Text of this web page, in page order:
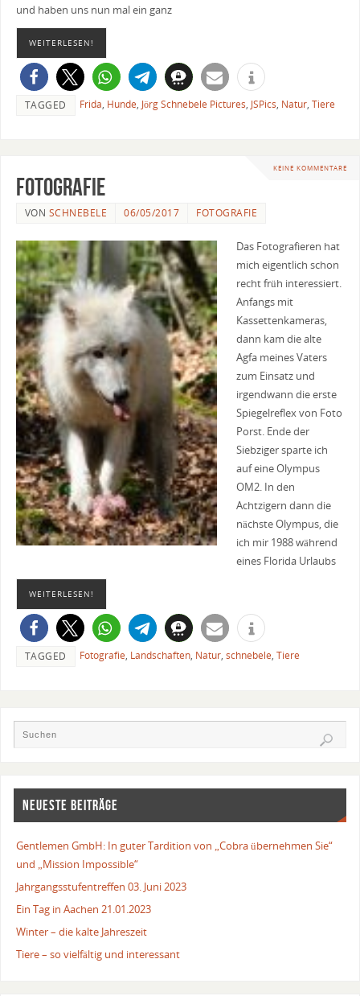
und haben uns nun mal ein ganz
WEITERLESEN!
TAGGED Frida, Hunde, Jörg Schnebele Pictures, JSPics, Natur, Tiere
KEINE KOMMENTARE
Fotografie
VON SCHNEBELE 06/05/2017 FOTOGRAFIE
Das Fotografieren hat
mich eigentlich schon
recht früh interessiert.
Anfangs mit
Kassettenkameras,
dann kam die alte
Agfa meines Vaters
zum Einsatz und
irgendwann die erste
Spiegelreflex von Foto
Porst. Ende der
Siebziger sparte ich
auf eine Olympus
OM2. In den
Achtzigern dann die
nächste Olympus, die
ich mir 1988 während
eines Florida Urlaubs
WEITERLESEN!
TAGGED Fotografie, Landschaften, Natur, schnebele, Tiere
NEUESTE BEITRÄGE
Gentlemen GmbH: In guter Tardition von „Cobra übernehmen Sie“
und „Mission Impossible“
Jahrgangsstufentreffen 03. Juni 2023
Ein Tag in Aachen 21.01.2023
Winter – die kalte Jahreszeit
Tiere – so vielfältig und interessant